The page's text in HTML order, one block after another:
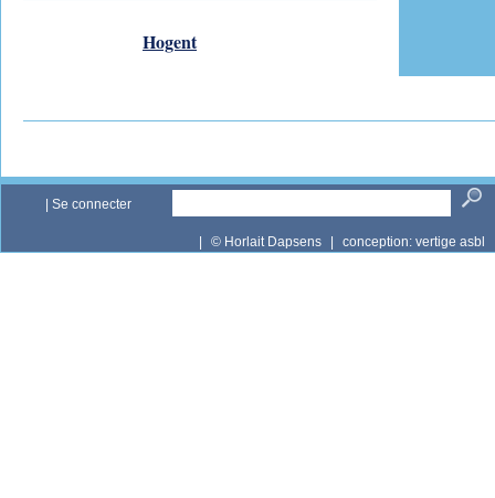
Hogent
Se connecter
© Horlait Dapsens conception: vertige asbl